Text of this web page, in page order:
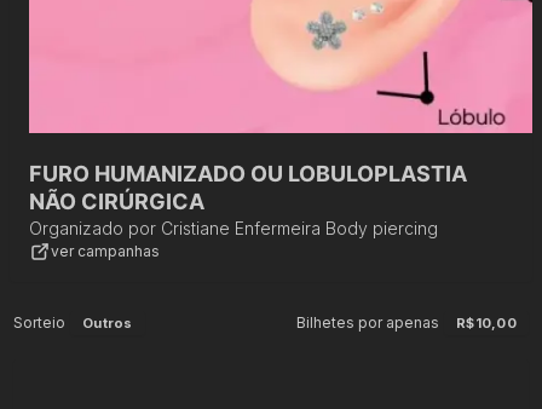
FURO HUMANIZADO OU LOBULOPLASTIA
NÃO CIRÚRGICA
Organizado por Cristiane Enfermeira Body piercing
ver campanhas
Sorteio Outros Bilhetes por apenas R$10,00